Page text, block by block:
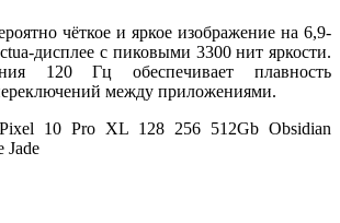
чёткое и яркое изображение на 6,9-
дисплее с пиковыми 3300 нит яркости.
120 Гц обеспечивает плавность
между приложениями.